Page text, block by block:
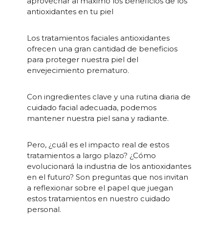
antioxidantes en tu piel
Los tratamientos faciales antioxidantes
ofrecen una gran cantidad de beneficios
para proteger nuestra piel del
envejecimiento prematuro.
Con ingredientes clave y una rutina diaria de
cuidado facial adecuada, podemos
mantener nuestra piel sana y radiante.
Pero, ¿cuál es el impacto real de estos
tratamientos a largo plazo? ¿Cómo
evolucionará la industria de los antioxidantes
en el futuro? Son preguntas que nos invitan
a reflexionar sobre el papel que juegan
estos tratamientos en nuestro cuidado
personal.